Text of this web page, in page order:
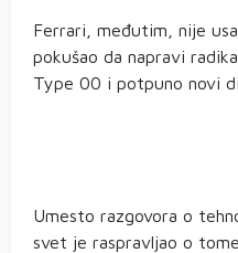
Ferrari, međutim, nije
pokušao da napravi
Type 00 i potpuno novi
Umesto razgovora o
svet je raspravljao o